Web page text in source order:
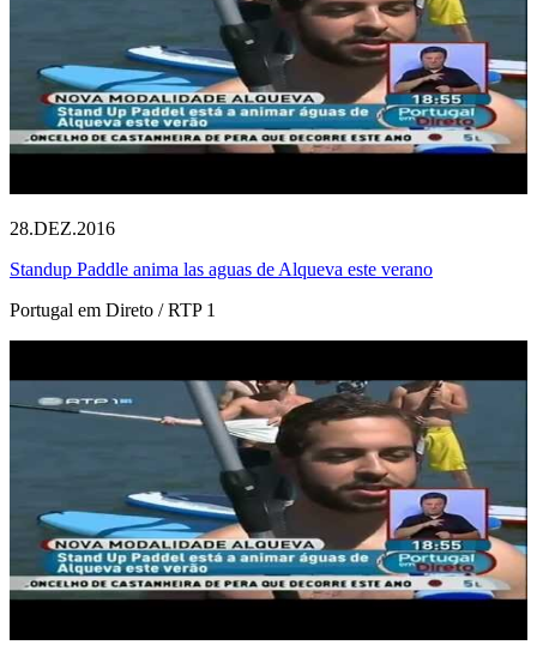
28.DEZ.2016
Standup Paddle anima las aguas de Alqueva este verano
Portugal em Direto / RTP 1